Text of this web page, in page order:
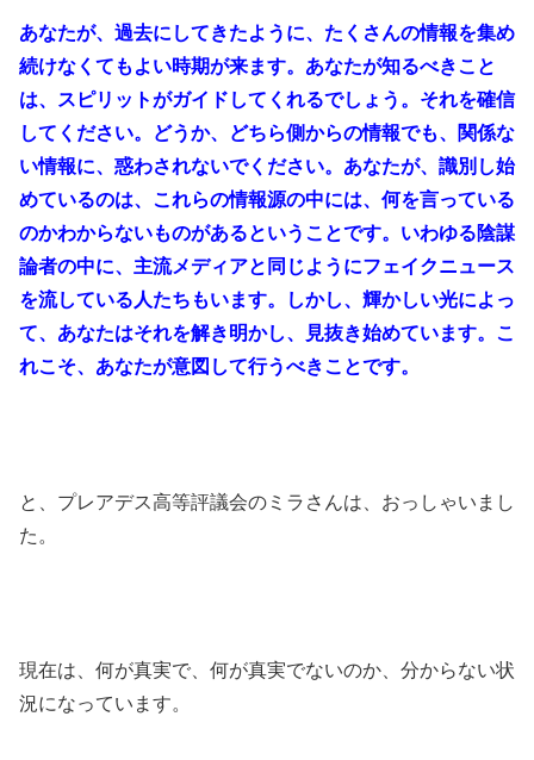
あなたが、過去にしてきたように、たくさんの情報を集め
続けなくてもよい時期が来ます。あなたが知るべきこと
は、スピリットがガイドしてくれるでしょう。それを確信
してください。どうか、どちら側からの情報でも、関係な
い情報に、惑わされないでください。あなたが、識別し始
めているのは、これらの情報源の中には、何を言っている
のかわからないものがあるということです。いわゆる陰謀
論者の中に、主流メディアと同じようにフェイクニュース
を流している人たちもいます。しかし、輝かしい光によっ
て、あなたはそれを解き明かし、見抜き始めています。こ
れこそ、あなたが意図して行うべきことです。
と、プレアデス高等評議会のミラさんは、おっしゃいまし
た。
現在は、何が真実で、何が真実でないのか、分からない状
況になっています。